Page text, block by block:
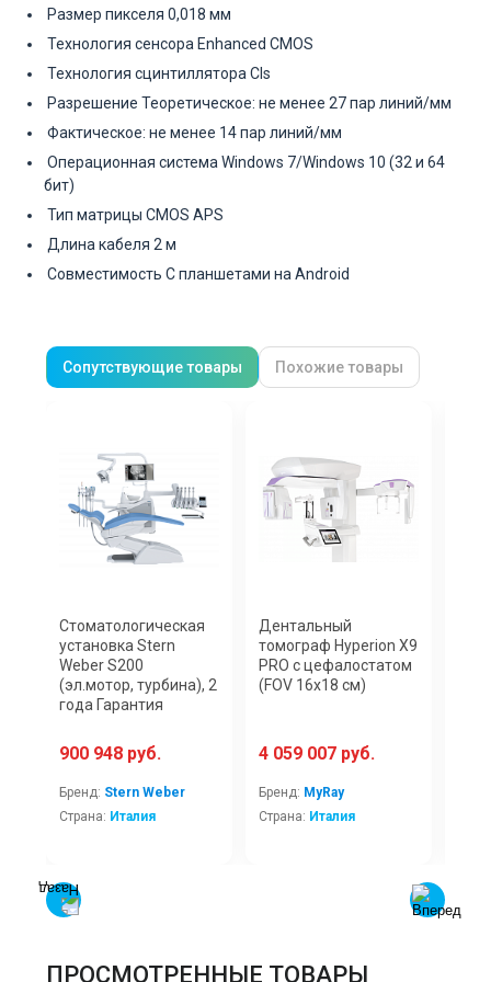
Размер пикселя 0,018 мм
Технология сенсора Enhanced CMOS
Технология сцинтиллятора Cls
Разрешение Теоретическое: не менее 27 пар линий/мм
Фактическое: не менее 14 пар линий/мм
Операционная система Windows 7/Windows 10 (32 и 64
бит)
Тип матрицы CMOS APS
Длина кабеля 2 м
Совместимость С планшетами на Android
Сопутствующие товары Похожие товары
Стоматологическая
установка Stern
Weber S200
(эл.мотор, турбина), 2
года Гарантия
900 948 руб.
Бренд: Stern Weber
Страна: Италия
Дентальный
томограф Hyperion X9
PRO c цефалостатом
(FOV 16x18 см)
4 059 007 руб.
Бренд: MyRay
Страна: Италия
ПРОСМОТРЕННЫЕ ТОВАРЫ